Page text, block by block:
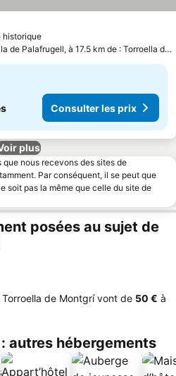
historique
Calella de Palafrugell, à 17.5 km de : Torroella de Montgrí
Consulter les prix
plus
nous recevons des sites de
Par conséquent, il se peut que
soit pas la même que celle du site de
posées au sujet de
de Montgrí vont de ‎50 € à
autres hébergements